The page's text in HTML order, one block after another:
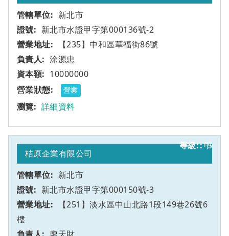
新北市
新北市水證甲字第000136號-2
【235】中和區華福街86號
涂源忠
10000000
營業
詳細資料
5
桔原企業有限公司
新北市
新北市水證甲字第000150號-3
【251】淡水區中山北路1段149巷26號6
樓
甲